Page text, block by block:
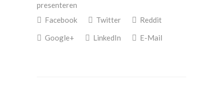
presenteren
Facebook
Twitter
Reddit
Google+
LinkedIn E-Mail